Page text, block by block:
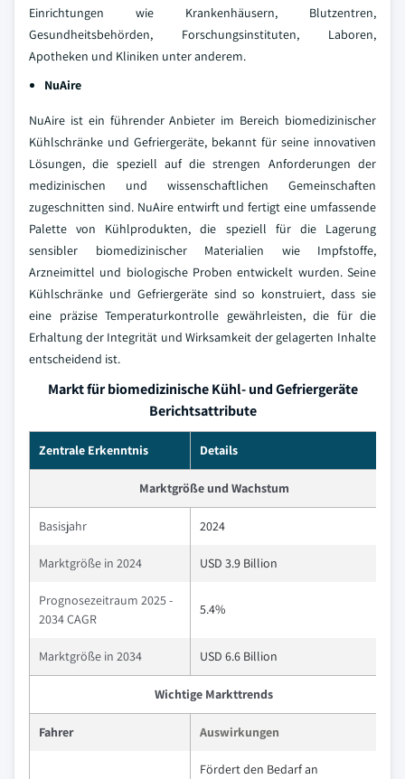
Einrichtungen wie Krankenhäusern, Blutzentren,
Gesundheitsbehörden, Forschungsinstituten, Laboren,
Apotheken und Kliniken unter anderem.
NuAire
NuAire ist ein führender Anbieter im Bereich biomedizinischer
Kühlschränke und Gefriergeräte, bekannt für seine innovativen
Lösungen, die speziell auf die strengen Anforderungen der
medizinischen und wissenschaftlichen Gemeinschaften
zugeschnitten sind. NuAire entwirft und fertigt eine umfassende
Palette von Kühlprodukten, die speziell für die Lagerung
sensibler biomedizinischer Materialien wie Impfstoffe,
Arzneimittel und biologische Proben entwickelt wurden. Seine
Kühlschränke und Gefriergeräte sind so konstruiert, dass sie
eine präzise Temperaturkontrolle gewährleisten, die für die
Erhaltung der Integrität und Wirksamkeit der gelagerten Inhalte
entscheidend ist.
Markt für biomedizinische Kühl- und Gefriergeräte
Berichtsattribute
Zentrale Erkenntnis Details
Marktgröße und Wachstum
Basisjahr 2024
Marktgröße in 2024 USD 3.9 Billion
Prognosezeitraum 2025 -
2034 CAGR
5.4%
Marktgröße in 2034 USD 6.6 Billion
Wichtige Markttrends
Fahrer Auswirkungen
Fördert den Bedarf an